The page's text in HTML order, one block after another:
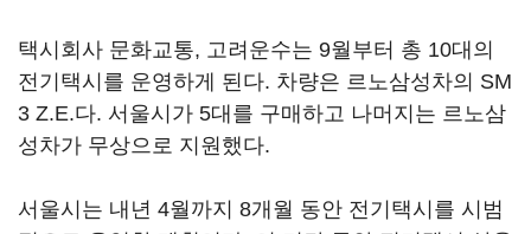
택시회사 문화교통, 고려운수는 9월부터 총 10대의
전기택시를 운영하게 된다. 차량은 르노삼성차의 SM
3 Z.E.다. 서울시가 5대를 구매하고 나머지는 르노삼
성차가 무상으로 지원했다.
서울시는 내년 4월까지 8개월 동안 전기택시를 시범